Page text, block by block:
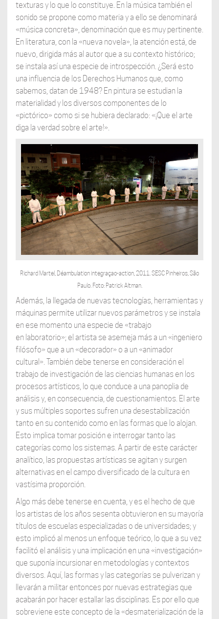
texturas y lo que lo constituye. En la música también el
sonido se propone como materia y a ello se denominará
«música concreta», denominación que es muy pertinente.
En literatura, con la «nueva novela», la atención está, de
nuevo, dirigida más al autor que a su contexto histórico;
se instala así una especie de introspección. ¿Será esto
una influencia de los Derechos Humanos que, como
sabemos, datan de 1948? En pintura se estudian la
materialidad y los diversos componentes de lo
«pictórico» como si se hubiera declarado: «¡Que el arte
diga la verdad sobre el arte!».
Richard Martel, Déambulation integraçao-action, 2011. SESC Pinheiros, São
Paulo. Foto: Patrick Altman.
Además, la llegada de nuevas tecnologías, herramientas y
máquinas permite utilizar nuevos parámetros y se instala
en ese momento una especie de «trabajo
en laboratorio»; el artista se asemeja más a un «ingeniero
filósofo» que a un «decorador» o a un «animador
cultural». También debe tenerse en consideración el
trabajo de investigación de las ciencias humanas en los
procesos artísticos, lo que conduce a una panoplia de
análisis y, en consecuencia, de cuestionamientos. El arte
y sus múltiples soportes sufren una desestabilización
tanto en su contenido como en las formas que lo alojan.
Esto implica tomar posición e interrogar tanto las
categorías como los sistemas. A partir de este carácter
analítico, las propuestas artísticas se agitan y surgen
alternativas en el campo diversificado de la cultura en
vastísima proporción.
Algo más debe tenerse en cuenta, y es el hecho de que
los artistas de los años sesenta obtuvieron en su mayoría
títulos de escuelas especializadas o de universidades; y
esto implicó al menos un enfoque teórico, lo que a su vez
facilitó el análisis y una implicación en una «investigación»
que suponía incursionar en metodologías y contextos
diversos. Aquí, las formas y las categorías se pulverizan y
llevarán a militar entonces por nuevas estrategias que
acabarán por hacer estallar las disciplinas. Es por ello que
sobreviene este concepto de la «desmaterialización de la